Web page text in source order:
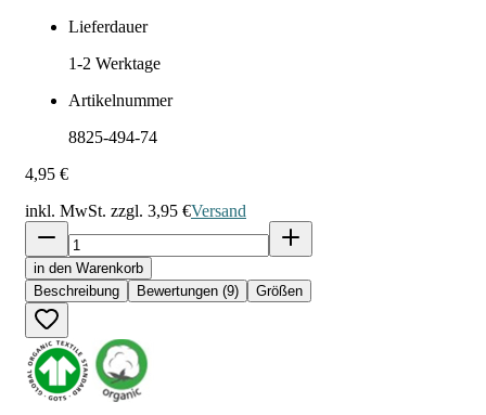
Lieferdauer
1-2 Werktage
Artikelnummer
8825-494-74
4,95 €
inkl. MwSt. zzgl. 3,95 €Versand
in den Warenkorb
Beschreibung
Bewertungen (9) Größen